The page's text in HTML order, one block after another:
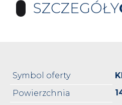
SZCZEGÓŁY
Symbol oferty
Powierzchnia